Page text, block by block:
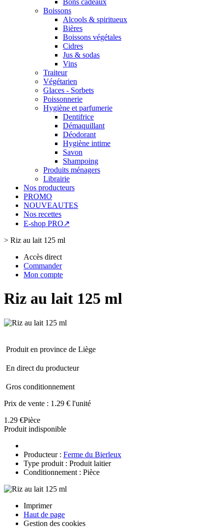
Bons cadeaux
Boissons
Alcools & spiritueux
Bières
Boissons végétales
Cidres
Jus & sodas
Vins
Traiteur
Végétarien
Glaces - Sorbets
Poissonnerie
Hygiène et parfumerie
Dentifrice
Démaquillant
Déodorant
Hygiène intime
Savon
Shampoing
Produits ménagers
Librairie
Nos producteurs
PROMO
NOUVEAUTES
Nos recettes
E-shop PRO↗
> Riz au lait 125 ml
Accès direct
Commander
Mon compte
Riz au lait 125 ml
Produit en province de Liège
En direct du producteur
Gros conditionnement
Prix de vente : 1.29 € l'unité
1.29 €Pièce
Produit indisponible
Producteur : Ferme du Bierleux
Type produit : Produit laitier
Conditionnement : Pièce
Imprimer
Haut de page
Gestion des cookies